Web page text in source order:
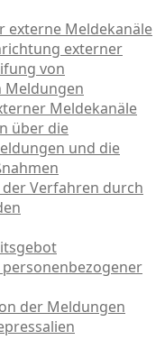
externe Meldekanäle
externer
von
Meldungen
Meldekanäle
über die
und die
Verfahren durch
der Meldungen